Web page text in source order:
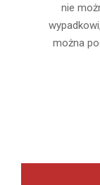
nie
można